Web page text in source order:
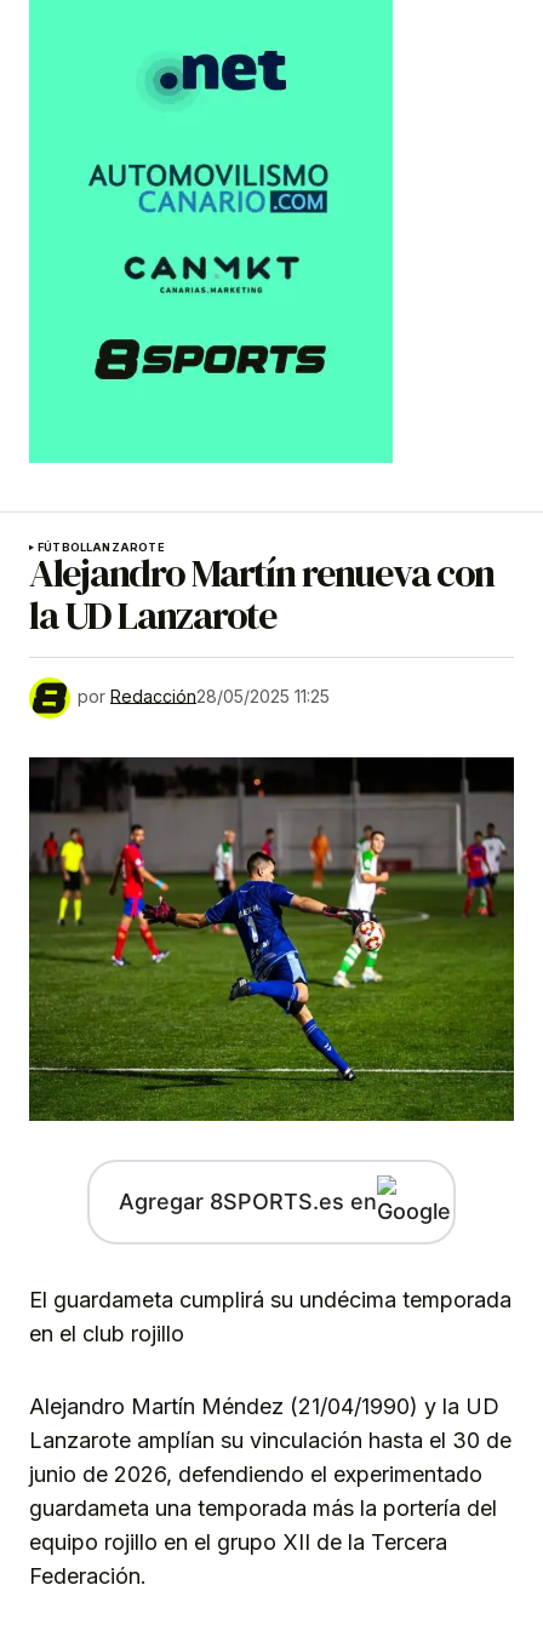
FÚTBOLLANZAROTE
Alejandro Martín renueva con
la UD Lanzarote
por Redacción28/05/2025 11:25
Agregar 8SPORTS.es en
El guardameta cumplirá su undécima temporada
en el club rojillo
Alejandro Martín Méndez (21/04/1990) y la UD
Lanzarote amplían su vinculación hasta el 30 de
junio de 2026, defendiendo el experimentado
guardameta una temporada más la portería del
equipo rojillo en el grupo XII de la Tercera
Federación.